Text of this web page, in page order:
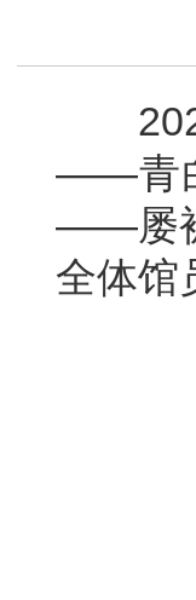
2021
——青
——屡
全体馆